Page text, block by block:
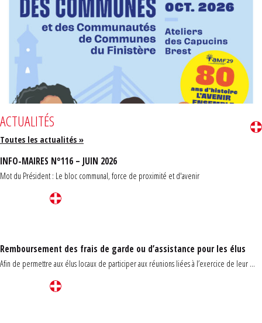
ACTUALITÉS
Toutes les actualités »
INFO-MAIRES N°116 – JUIN 2026
Mot du Président : Le bloc communal, force de proximité et d'avenir
Remboursement des frais de garde ou d’assistance pour les élus
Afin de permettre aux élus locaux de participer aux réunions liées à l’exercice de leur ...